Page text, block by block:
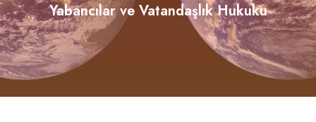
SSS
İLETIŞIM
Yabancılar ve Vatandaşlık Hukuku